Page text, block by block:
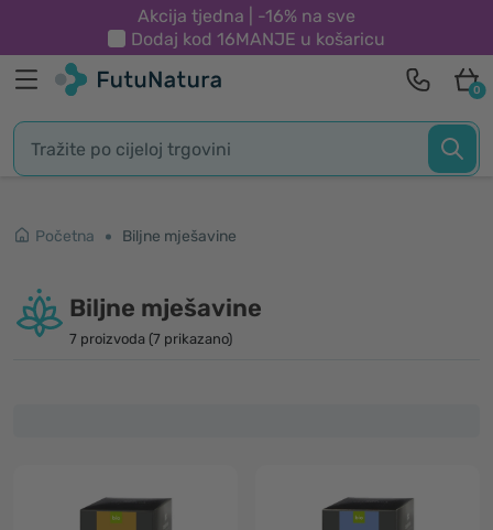
Akcija tjedna | -16% na sve
Dodaj kod 16MANJE u košaricu
0
Početna Biljne mješavine
Biljne mješavine
7 proizvoda (7 prikazano)